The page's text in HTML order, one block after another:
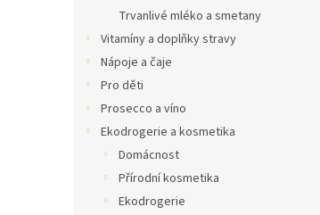
Trvanlivé mléko a smetany
Vitamíny a doplňky stravy
Nápoje a čaje
Pro děti
Prosecco a víno
Ekodrogerie a kosmetika
Domácnost
Přírodní kosmetika
Ekodrogerie